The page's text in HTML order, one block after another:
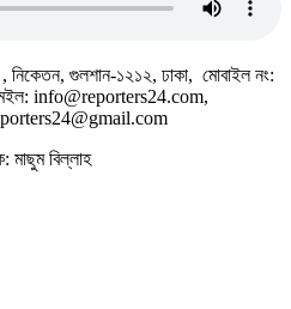
গুলশান-১২১২, ঢাকা, মোবাইল নং:
info@reporters24.com,
মাছুম বিল্লাহ